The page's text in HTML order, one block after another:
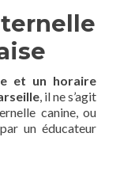
et un horaire
, il ne s’agit
canine, ou
un éducateur